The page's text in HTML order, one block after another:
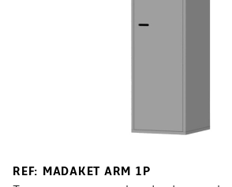
REF: MADAKET ARM 1P